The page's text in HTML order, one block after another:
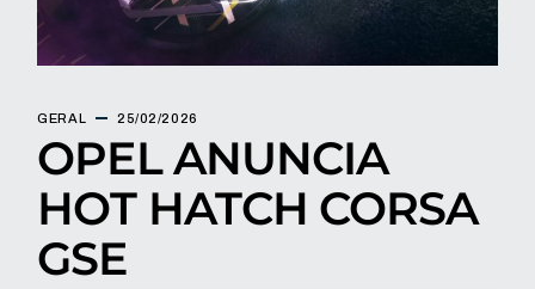
GERAL 25/02/2026
OPEL ANUNCIA
HOT HATCH CORSA
GSE